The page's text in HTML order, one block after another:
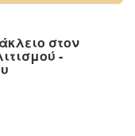
στον
-